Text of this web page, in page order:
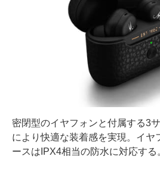
密閉型のイヤフォンと付属する3
により快適な装着感を実現。イヤ
ースはIPX4相当の防水に対応する